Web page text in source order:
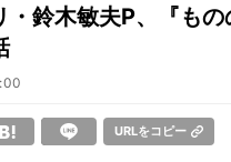
鈴木敏夫P、『もの
URLをコピー